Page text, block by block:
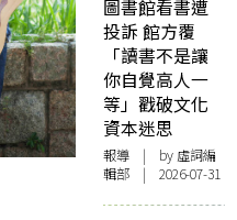
圖書館看書遭
投訴 館方覆
「讀書不是讓
你自覺高人一
等」戳破文化
資本迷思
報導 | by 虛詞編
輯部 | 2026-07-31